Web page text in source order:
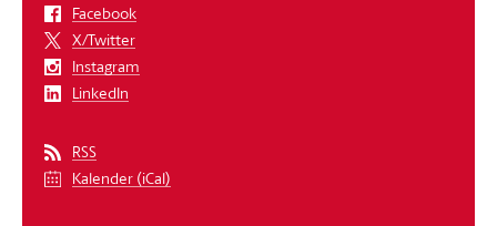
Facebook
X/Twitter
Instagram
LinkedIn
RSS
Kalender (iCal)